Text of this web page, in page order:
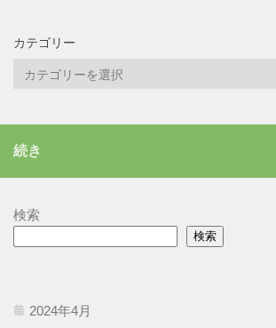
カテゴリー
ー
続き
検索
検索
2024年4月